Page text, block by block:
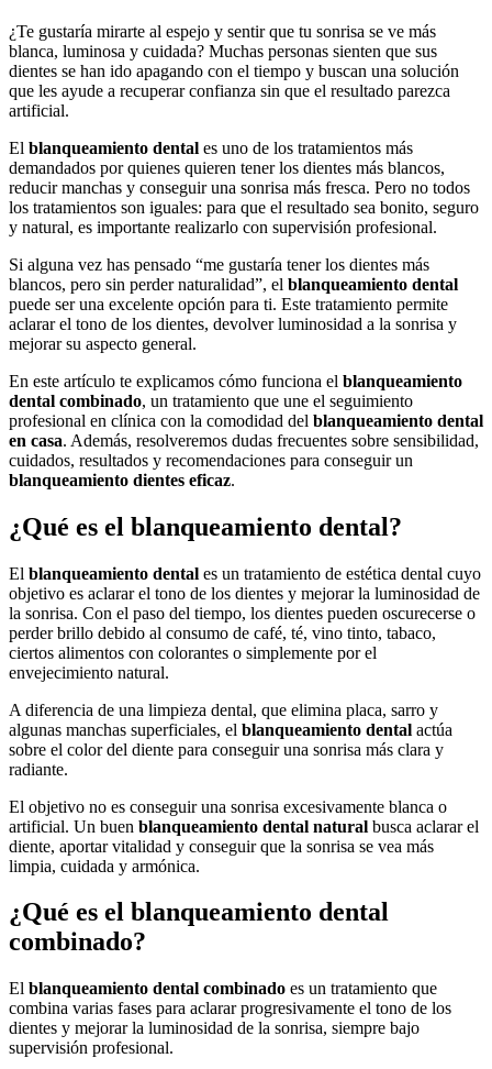
¿Te gustaría mirarte al espejo y sentir que tu sonrisa se ve más
blanca, luminosa y cuidada? Muchas personas sienten que sus
dientes se han ido apagando con el tiempo y buscan una solución
que les ayude a recuperar confianza sin que el resultado parezca
artificial.
El blanqueamiento dental es uno de los tratamientos más
demandados por quienes quieren tener los dientes más blancos,
reducir manchas y conseguir una sonrisa más fresca. Pero no todos
los tratamientos son iguales: para que el resultado sea bonito, seguro
y natural, es importante realizarlo con supervisión profesional.
Si alguna vez has pensado “me gustaría tener los dientes más
blancos, pero sin perder naturalidad”, el blanqueamiento dental
puede ser una excelente opción para ti. Este tratamiento permite
aclarar el tono de los dientes, devolver luminosidad a la sonrisa y
mejorar su aspecto general.
En este artículo te explicamos cómo funciona el blanqueamiento
dental combinado, un tratamiento que une el seguimiento
profesional en clínica con la comodidad del blanqueamiento dental
en casa. Además, resolveremos dudas frecuentes sobre sensibilidad,
cuidados, resultados y recomendaciones para conseguir un
blanqueamiento dientes eficaz.
¿Qué es el blanqueamiento dental?
El blanqueamiento dental es un tratamiento de estética dental cuyo
objetivo es aclarar el tono de los dientes y mejorar la luminosidad de
la sonrisa. Con el paso del tiempo, los dientes pueden oscurecerse o
perder brillo debido al consumo de café, té, vino tinto, tabaco,
ciertos alimentos con colorantes o simplemente por el
envejecimiento natural.
A diferencia de una limpieza dental, que elimina placa, sarro y
algunas manchas superficiales, el blanqueamiento dental actúa
sobre el color del diente para conseguir una sonrisa más clara y
radiante.
El objetivo no es conseguir una sonrisa excesivamente blanca o
artificial. Un buen blanqueamiento dental natural busca aclarar el
diente, aportar vitalidad y conseguir que la sonrisa se vea más
limpia, cuidada y armónica.
¿Qué es el blanqueamiento dental
combinado?
El blanqueamiento dental combinado es un tratamiento que
combina varias fases para aclarar progresivamente el tono de los
dientes y mejorar la luminosidad de la sonrisa, siempre bajo
supervisión profesional.